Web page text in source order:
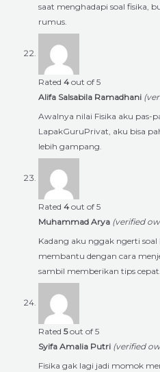
saat menghadapi soal fisika,
rumus.
Rated 4 out of 5
Alifa Salsabila Ramadhani
Awalnya nilai Fisika aku pas-
LapakGuruPrivat, aku bisa
lebih gampang.
Rated 4 out of 5
Muhammad Arya (verified
Kadang aku nggak ngerti
membantu dengan cara
sambil memberikan tips cepat.
Rated 5out of 5
Syifa Amalia Putri (verified
Fisika gak lagi jadi momok